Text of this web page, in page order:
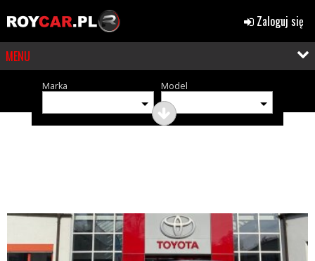
Zaloguj się
MENU
Marka Model